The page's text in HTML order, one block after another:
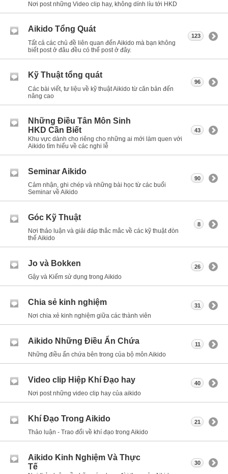
Nơi post những Video clip hay, không dính líu tới HKD
Aikido Tổng Quát
Tất cả các chủ đề liên quan đến Aikido mà bạn không
biết post ở đâu đều có thể post ở đây.
123
Kỹ Thuật tổng quát
Các bài viết, tư liệu về kỹ thuật Aikido từ căn bản đến
nâng cao
96
Những Điều Tân Môn Sinh
HKD Cần Biết
Khu vực dành cho riêng cho những ai mới làm quen với
Aikido tìm hiểu về các nghi lễ
43
Seminar Aikido
Cảm nhận, ghi chép và những bài học từ các buổi
Seminar về Aikido
90
Góc Kỹ Thuật
Nơi thảo luận và giải đáp thắc mắc về các kỹ thuật đòn
thế Aikido
8
Jo và Bokken
Gậy và Kiếm sử dụng trong Aikido
26
Chia sẻ kinh nghiệm
Nơi chia xẻ kinh nghiệm giữa các thành viên
31
Aikido Những Điều Ẩn Chứa
Những điều ẩn chứa bên trong của bộ môn Aikido
11
Video clip Hiệp Khí Đạo hay
Nơi post những video clip hay của aikido
40
Khí Đạo Trong Aikido
Thảo luận - Trao đổi về khí đạo trong Aikido
21
Aikido Kinh Nghiệm Và Thực
Tế
30